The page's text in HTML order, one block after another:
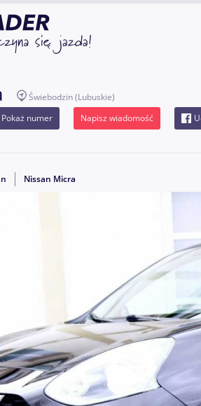
Świebodzin(Lubuskie)
Pokaż numer Napisz wiadomość
Nissan Micra